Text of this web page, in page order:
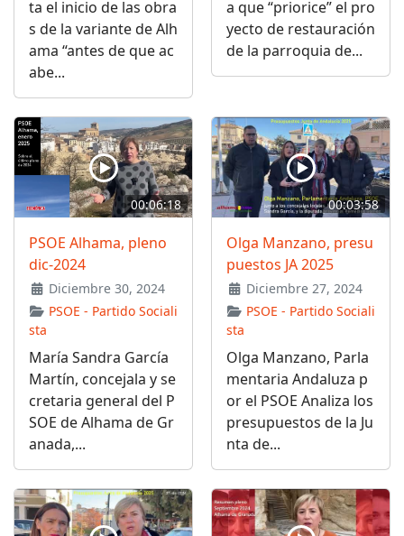
ta el inicio de las obra
s de la variante de Alh
ama “antes de que ac
abe...
a que “priorice” el pro
yecto de restauración
de la parroquia de...
00:06:18
PSOE Alhama, pleno
dic-2024
Diciembre 30, 2024
PSOE - Partido Sociali
sta
María Sandra García
Martín, concejala y se
cretaria general del P
SOE de Alhama de Gr
anada,...
00:03:58
Olga Manzano, presu
puestos JA 2025
Diciembre 27, 2024
PSOE - Partido Sociali
sta
Olga Manzano, Parla
mentaria Andaluza p
or el PSOE Analiza los
presupuestos de la Ju
nta de...